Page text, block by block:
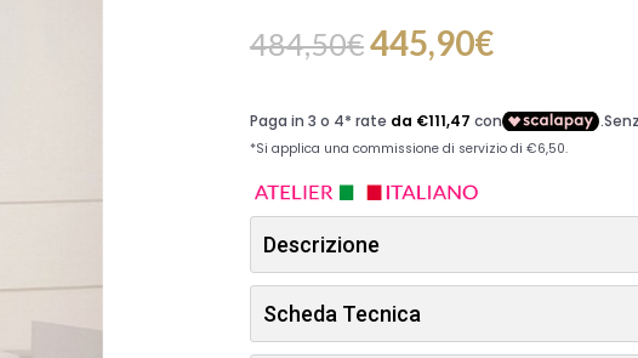
484,50€445,90€
Descrizione
Scheda Tecnica